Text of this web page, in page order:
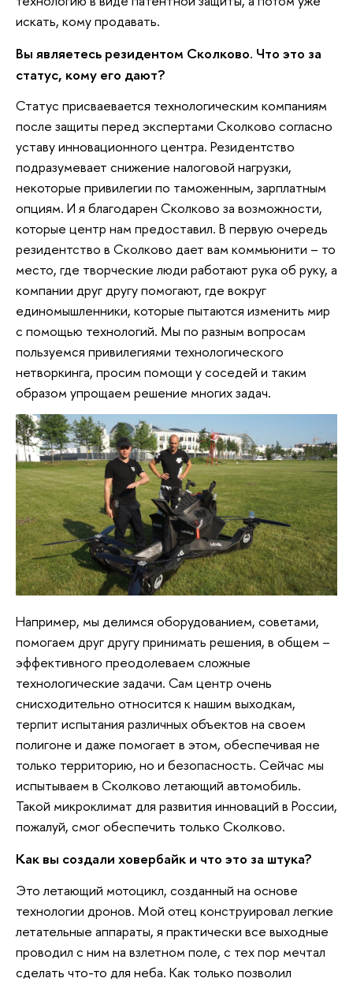
искать, кому продавать.
Вы являетесь резидентом Сколково. Что это за
статус, кому его дают?
Статус присваевается технологическим компаниям
после защиты перед экспертами Сколково согласно
уставу инновационного центра. Резидентство
подразумевает снижение налоговой нагрузки,
некоторые привилегии по таможенным, зарплатным
опциям. И я благодарен Сколково за возможности,
которые центр нам предоставил. В первую очередь
резидентство в Сколково дает вам коммьюнити – то
место, где творческие люди работают рука об руку, а
компании друг другу помогают, где вокруг
единомышленники, которые пытаются изменить мир
с помощью технологий. Мы по разным вопросам
пользуемся привилегиями технологического
нетворкинга, просим помощи у соседей и таким
образом упрощаем решение многих задач.
Например, мы делимся оборудованием, советами,
помогаем друг другу принимать решения, в общем –
эффективного преодолеваем сложные
технологические задачи. Сам центр очень
снисходительно относится к нашим выходкам,
терпит испытания различных объектов на своем
полигоне и даже помогает в этом, обеспечивая не
только территорию, но и безопасность. Сейчас мы
испытываем в Сколково летающий автомобиль.
Такой микроклимат для развития инноваций в России,
пожалуй, смог обеспечить только Сколково.
Как вы создали ховербайк и что это за штука?
Это летающий мотоцикл, созданный на основе
технологии дронов. Мой отец конструировал легкие
летательные аппараты, я практически все выходные
проводил с ним на взлетном поле, с тех пор мечтал
сделать что-то для неба. Как только позволил